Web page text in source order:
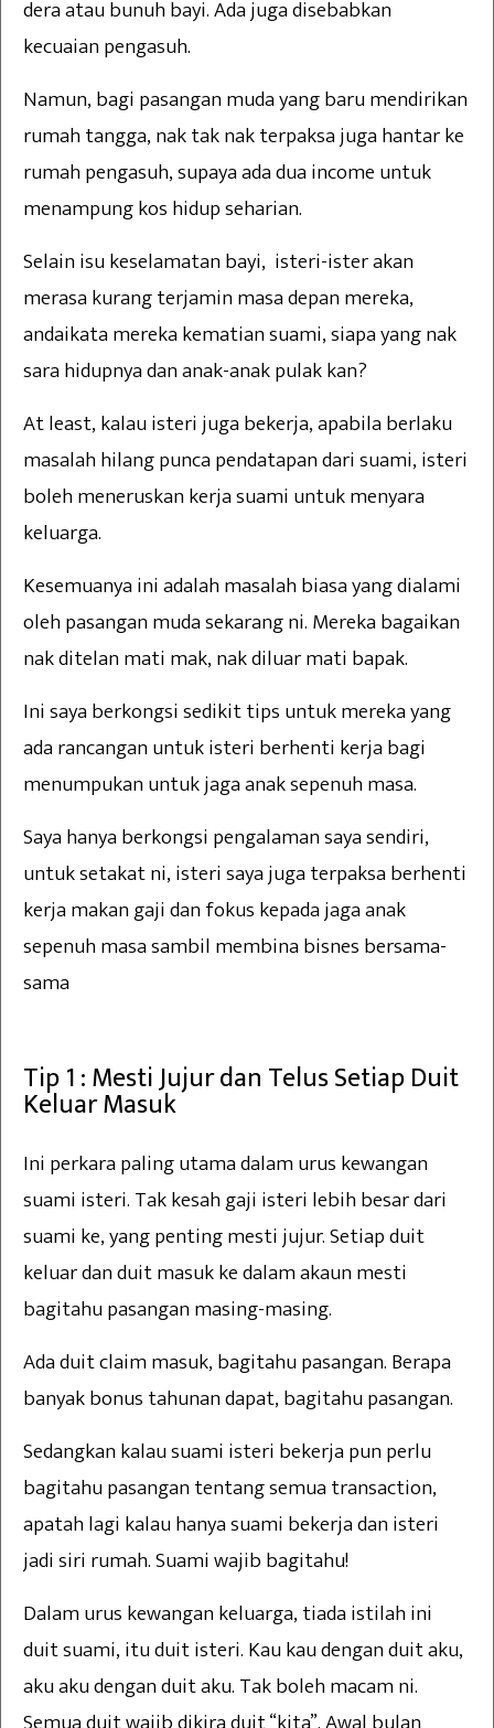
dera atau bunuh bayi. Ada juga disebabkan
kecuaian pengasuh.
Namun, bagi pasangan muda yang baru mendirikan
rumah tangga, nak tak nak terpaksa juga hantar ke
rumah pengasuh, supaya ada dua income untuk
menampung kos hidup seharian.
Selain isu keselamatan bayi, isteri-ister akan
merasa kurang terjamin masa depan mereka,
andaikata mereka kematian suami, siapa yang nak
sara hidupnya dan anak-anak pulak kan?
At least, kalau isteri juga bekerja, apabila berlaku
masalah hilang punca pendatapan dari suami, isteri
boleh meneruskan kerja suami untuk menyara
keluarga.
Kesemuanya ini adalah masalah biasa yang dialami
oleh pasangan muda sekarang ni. Mereka bagaikan
nak ditelan mati mak, nak diluar mati bapak.
Ini saya berkongsi sedikit tips untuk mereka yang
ada rancangan untuk isteri berhenti kerja bagi
menumpukan untuk jaga anak sepenuh masa.
Saya hanya berkongsi pengalaman saya sendiri,
untuk setakat ni, isteri saya juga terpaksa berhenti
kerja makan gaji dan fokus kepada jaga anak
sepenuh masa sambil membina bisnes bersama-
sama
Tip 1 : Mesti Jujur dan Telus Setiap Duit
Keluar Masuk
Ini perkara paling utama dalam urus kewangan
suami isteri. Tak kesah gaji isteri lebih besar dari
suami ke, yang penting mesti jujur. Setiap duit
keluar dan duit masuk ke dalam akaun mesti
bagitahu pasangan masing-masing.
Ada duit claim masuk, bagitahu pasangan. Berapa
banyak bonus tahunan dapat, bagitahu pasangan.
Sedangkan kalau suami isteri bekerja pun perlu
bagitahu pasangan tentang semua transaction,
apatah lagi kalau hanya suami bekerja dan isteri
jadi siri rumah. Suami wajib bagitahu!
Dalam urus kewangan keluarga, tiada istilah ini
duit suami, itu duit isteri. Kau kau dengan duit aku,
aku aku dengan duit aku. Tak boleh macam ni.